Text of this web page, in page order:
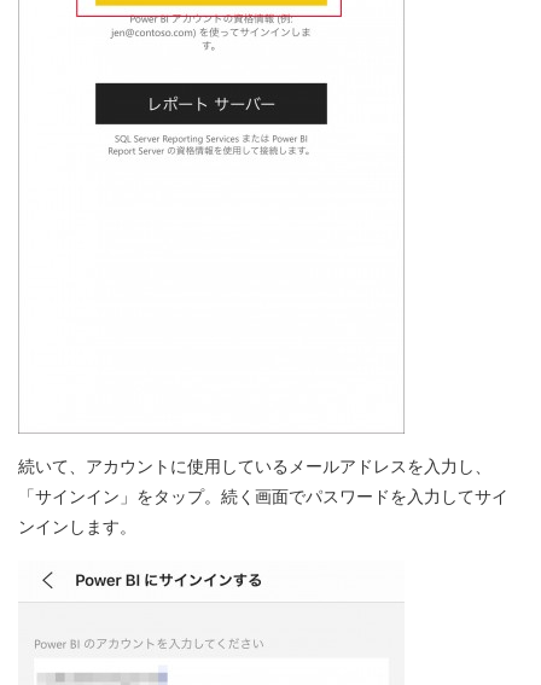
続いて、アカウントに使用しているメールアドレスを入力し、
「サインイン」をタップ。続く画面でパスワードを入力してサイ
ンインします。